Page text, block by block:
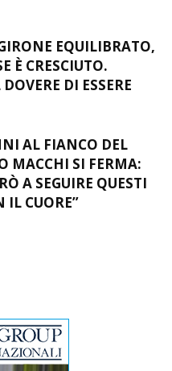
EQUILIBRATO,
È CRESCIUTO.
DI ESSERE
AL FIANCO DEL
MACCHI SI FERMA:
A SEGUIRE QUESTI
IL CUORE”